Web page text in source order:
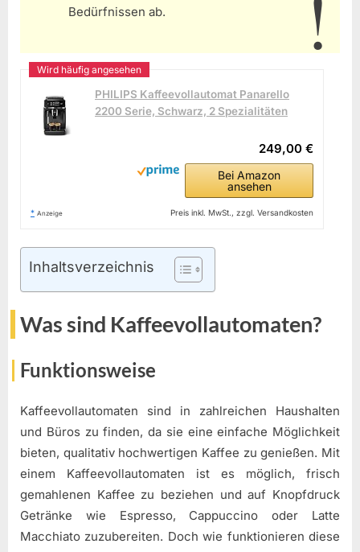
Bedürfnissen ab.
PHILIPS Kaffeevollautomat Panarello
2200 Serie, Schwarz, 2 Spezialitäten
249,00 €
Bei Amazon
ansehen
* Anzeige Preis inkl. MwSt., zzgl. Versandkosten
Inhaltsverzeichnis
Was sind Kaffeevollautomaten?
Funktionsweise
Kaffeevollautomaten sind in zahlreichen Haushalten
und Büros zu finden, da sie eine einfache Möglichkeit
bieten, qualitativ hochwertigen Kaffee zu genießen. Mit
einem Kaffeevollautomaten ist es möglich, frisch
gemahlenen Kaffee zu beziehen und auf Knopfdruck
Getränke wie Espresso, Cappuccino oder Latte
Macchiato zuzubereiten. Doch wie funktionieren diese